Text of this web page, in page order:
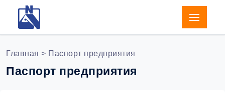
Главная > Паспорт предприятия
Паспорт предприятия